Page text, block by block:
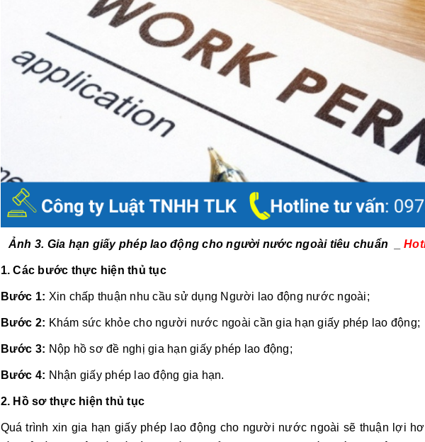
Ảnh 3. Gia hạn giấy phép lao động cho người nước ngoài tiêu chuẩn _
1. Các bước thực hiện thủ tục
Bước 1: Xin chấp thuận nhu cầu sử dụng Người lao động nước ngoài;
Bước 2: Khám sức khỏe cho người nước ngoài cần gia hạn giấy phép lao động;
Bước 3: Nộp hồ sơ đề nghị gia hạn giấy phép lao động;
Bước 4: Nhận giấy phép lao động gia hạn.
2. Hồ sơ thực hiện thủ tục
Quá trình xin gia hạn giấy phép lao động cho người nước ngoài sẽ thuận lợi